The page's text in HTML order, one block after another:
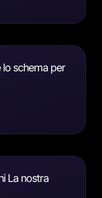
lo schema per
La nostra